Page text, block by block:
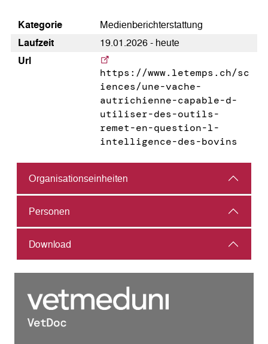
Kategorie
Medienberichterstattung
Laufzeit
19.01.2026 - heute
Url
https://www.letemps.ch/sc
iences/une-vache-
autrichienne-capable-d-
utiliser-des-outils-
remet-en-question-l-
intelligence-des-bovins
Organisations­einheiten
Personen
Download